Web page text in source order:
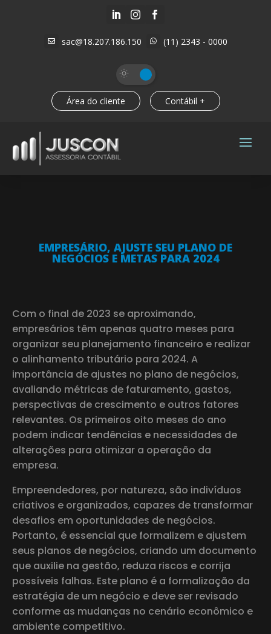
  
 sac@18.207.186.150  (11) 2343 - 0000
Área do cliente Contábil +
EMPRESÁRIO, AJUSTE SEU PLANO DE
NEGÓCIOS E METAS PARA 2024
Com o final de 2023 se aproximando,
empresários têm apenas quatro meses para
organizar seu planejamento financeiro e realizar
o alinhamento tributário para 2024. A
importância de ajustes no plano de negócios,
avaliando métricas de faturamento, gastos,
perspectivas de crescimento e outros fatores
relevantes. Os primeiros oito meses do ano
podem indicar tendências e necessidades de
alterações para otimizar a operação da
empresa.
Empreendedores, por natureza, são indivíduos
criativos e organizados, capazes de transformar
desafios em oportunidades de negócios.
Portanto, é essencial que formalizem e ajustem
seus planos de negócios, criando um documento
que auxilie na gestão, reduza riscos e corrija
possíveis falhas. Este plano é a formalização da
estratégia de um negócio e deve ser revisado
conforme as mudanças no cenário econômico e
ambiente competitivo.